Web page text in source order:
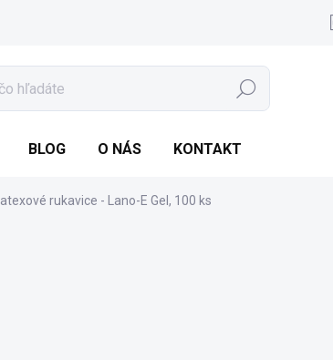
Hľadať
BLOG O NÁS KONTAKT
Latexové rukavice - Lano-E Gel, 100 ks